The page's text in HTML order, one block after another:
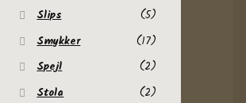
Slips
(5)
Smykker
(17)
Spejl
(2)
Stola
(2)